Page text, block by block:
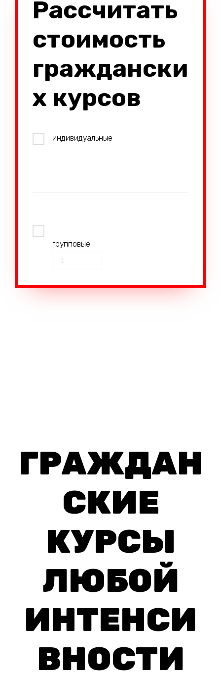
Рассчитать
стоимость
граждански
х курсов
индивидуальные
групповые
ГРАЖДАН
СКИЕ
КУРСЫ
ЛЮБОЙ
ИНТЕНСИ
ВНОСТИ